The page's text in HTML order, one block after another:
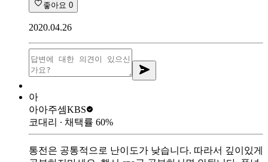
좋아요 0
2020.04.26
아
아아주셈KBS
코대리 ∙ 채택률 60%
통전은 공통적으로 난이도가 낮습니다. 따라서 깊이있게